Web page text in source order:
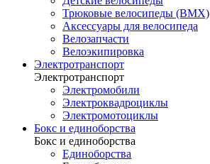
Трюковые велосипеды (BMX)
Аксессуары для велосипеда
Велозапчасти
Велоэкипировка
Электротранспорт
Электротранспорт
Электромобили
Электроквадроциклы
Электромотоциклы
Бокс и единоборства
Бокс и единоборства
Единоборства